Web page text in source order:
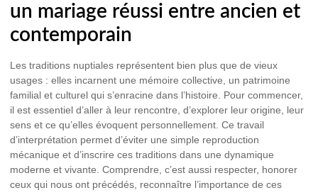
un mariage réussi entre ancien et
contemporain
Les traditions nuptiales représentent bien plus que de vieux
usages : elles incarnent une mémoire collective, un patrimoine
familial et culturel qui s’enracine dans l’histoire. Pour commencer,
il est essentiel d’aller à leur rencontre, d’explorer leur origine, leur
sens et ce qu’elles évoquent personnellement. Ce travail
d’interprétation permet d’éviter une simple reproduction
mécanique et d’inscrire ces traditions dans une dynamique
moderne et vivante. Comprendre, c’est aussi respecter, honorer
ceux qui nous ont précédés, reconnaître l’importance de ces